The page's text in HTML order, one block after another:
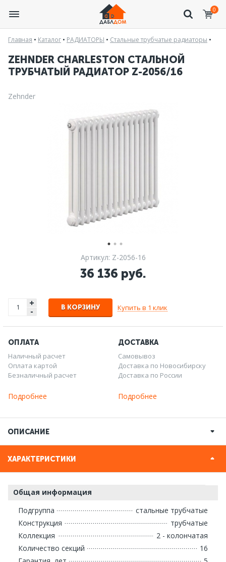
0
Главная • Каталог • РАДИАТОРЫ • Стальные трубчатые радиаторы •
ZEHNDER CHARLESTON СТАЛЬНОЙ
ТРУБЧАТЫЙ РАДИАТОР Z-2056/16
Zehnder
Артикул: Z-2056-16
36 136 руб.
+
- В КОРЗИНУ Купить в 1 клик
ОПЛАТА
Наличный расчет
Оплата картой
Безналичный расчет
Подробнее
ДОСТАВКА
Самовывоз
Доставка по Новосибирску
Доставка по России
Подробнее
ОПИСАНИЕ
ХАРАКТЕРИСТИКИ
Общая информация
Подгруппа
стальные трубчатые
Конструкция
трубчатые
Коллекция
2 - колончатая
Количество секций
16